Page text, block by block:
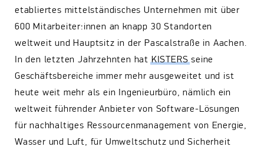
etabliertes mittelständisches Unternehmen mit über
600 Mitarbeiter:innen an knapp 30 Standorten
weltweit und Hauptsitz in der Pascalstraße in Aachen.
In den letzten Jahrzehnten hatKISTERSseine
Geschäftsbereiche immer mehr ausgeweitet und ist
heute weit mehr als ein Ingenieurbüro, nämlich ein
weltweit führender Anbieter von Software-Lösungen
für nachhaltiges Ressourcenmanagement von Energie,
Wasser und Luft, für Umweltschutz und Sicherheit